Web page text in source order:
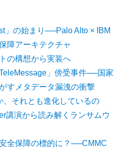
」の始まり──Palo Alto × IBM
障アーキテクチャ
の構想から実装へ
」傍受事件──国家
すメタデータ漏洩の衝撃
、それとも進化しているの
講演から読み解くランサムウ
全保障の標的に？──CMMC